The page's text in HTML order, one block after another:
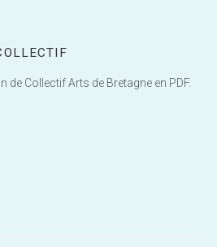
de Collectif Arts de Bretagne en PDF.